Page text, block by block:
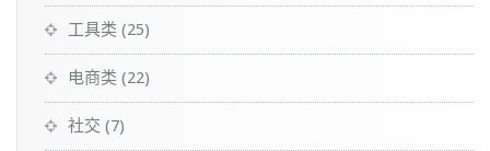
工具类 (25)
电商类 (22)
社交 (7)